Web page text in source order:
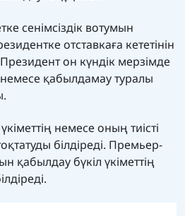
сенімсіздік вотумын
отставкаға кететінін
он күндік мерзімде
қабылдамау туралы
немесе оның тиісті
білдіреді. Премьер-
қабылдау бүкіл үкіметтің